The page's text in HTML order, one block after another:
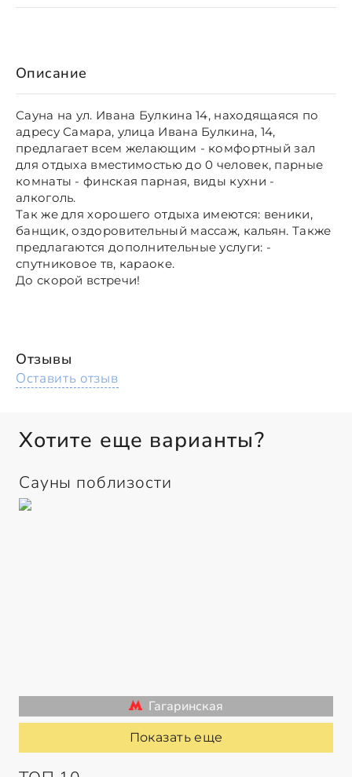
Описание
Сауна на ул. Ивана Булкина 14, находящаяся по
адресу Самара, улица Ивана Булкина, 14,
предлагает всем желающим - комфортный зал
для отдыха вместимостью до 0 человек, парные
комнаты - финская парная, виды кухни -
алкоголь.
Так же для хорошего отдыха имеются: веники,
банщик, оздоровительный массаж, кальян. Также
предлагаются дополнительные услуги: -
спутниковое тв, караоке.
До скорой встречи!
Отзывы
Оставить отзыв
Хотите еще варианты?
Сауны поблизости
Гагаринская
Показать еще